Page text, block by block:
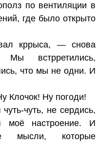
по вентиляции в
где было открыто
кррыса, — снова
встрретились,
что мы не одни. И
Клочок! Ну погоди!
чуть, не сердись,
моё настроение. И
мысли, которые